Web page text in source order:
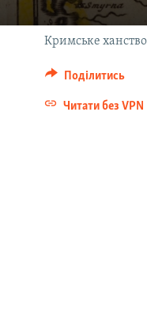
Кримське ханство
Поділитись
Читати без VPN